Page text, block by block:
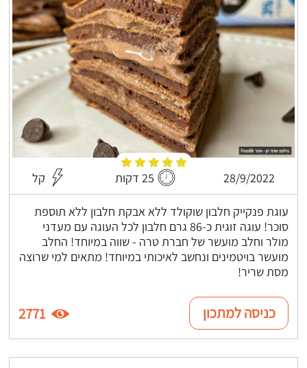
28/9/2022 25 דקות קל
עוגת פנקייק חלבון שוקולד ללא אבקת חלבון ללא תוספת
סוכר! עוגה זוגית כ-86 גרם חלבון לכל העוגה עם מעדני
מולר וחלב מועשר של חברת טרה - שווה במיוחד! החלב
מועשר בויטמינים ונחשב לאיכותי במיוחד! מתאים למי שרוצה
מסת שריר!
כניסה למתכון 2771